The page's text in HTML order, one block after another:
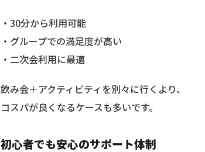
・30分から利用可能
・グループでの満足度が高い
・二次会利用に最適
飲み会＋アクティビティを別々に行くより、
コスパが良くなるケースも多いです。
初心者でも安心のサポート体制